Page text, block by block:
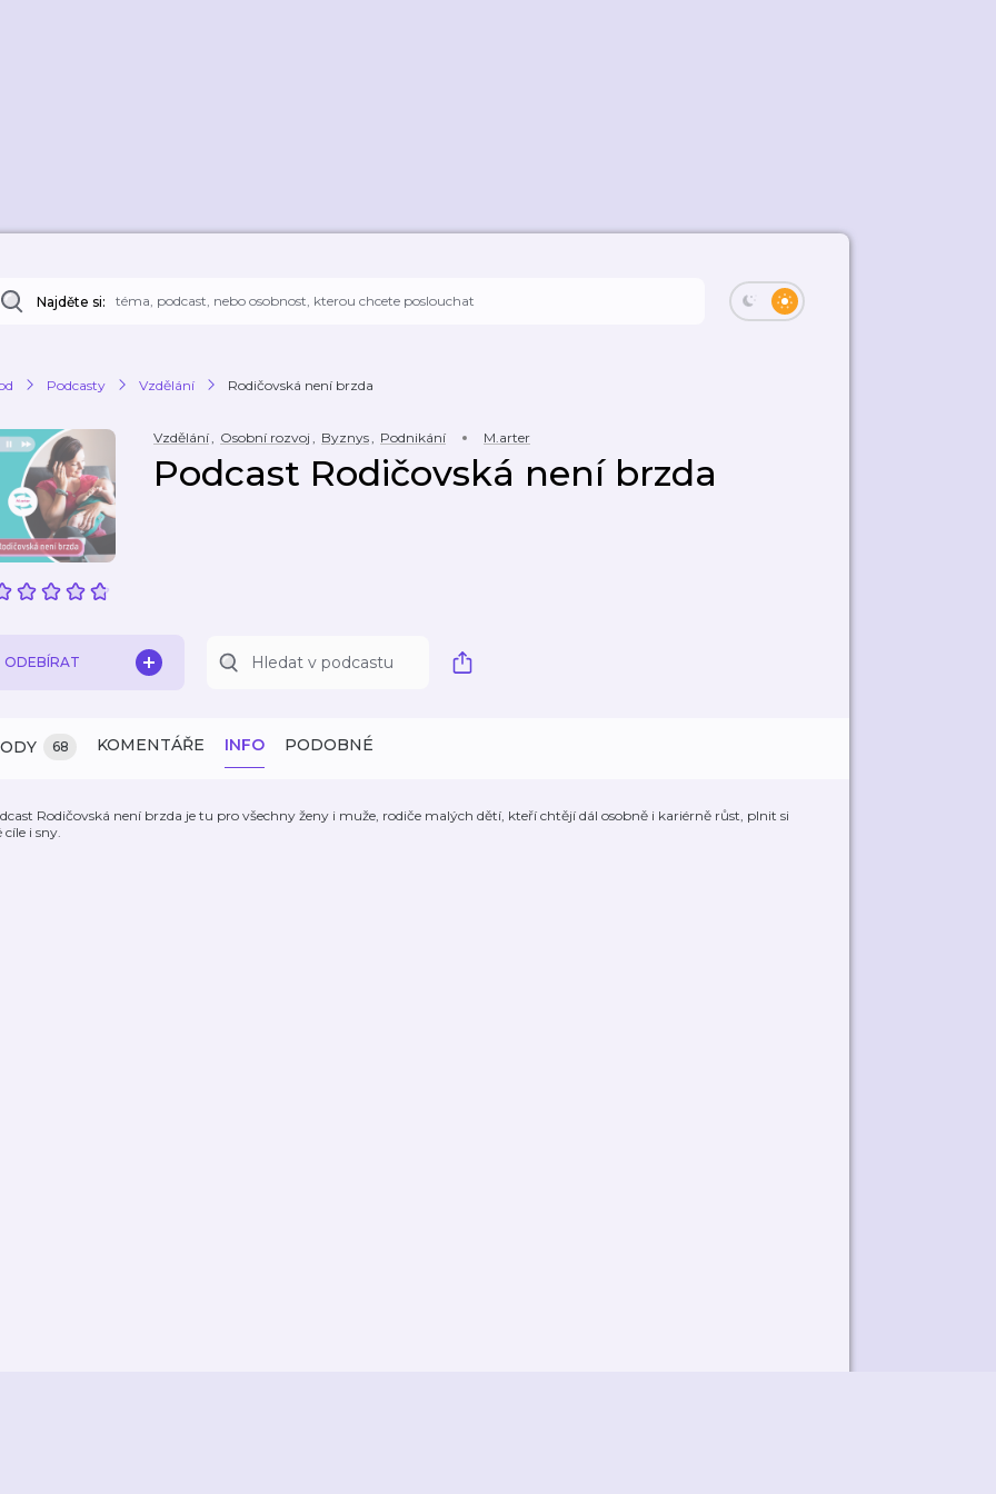
Najděte si:
Podcasty Vzdělání Rodičovská není brzda
Vzdělání, Osobní rozvoj , Byznys, Podnikání M.arter
Podcast Rodičovská není brzda
ODEBÍRAT
68 KOMENTÁŘE INFO PODOBNÉ
Rodičovská není brzda je tu pro všechny ženy i muže, rodiče malých dětí, kteří chtějí dál osobně i kariérně růst, plnit si
cíle i sny.